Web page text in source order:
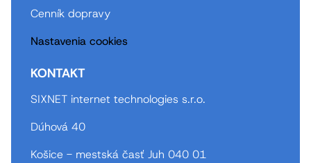
Cenník dopravy
Nastavenia cookies
KONTAKT
SIXNET internet technologies s.r.o.
Dúhová 40
Košice - mestská časť Juh 040 01